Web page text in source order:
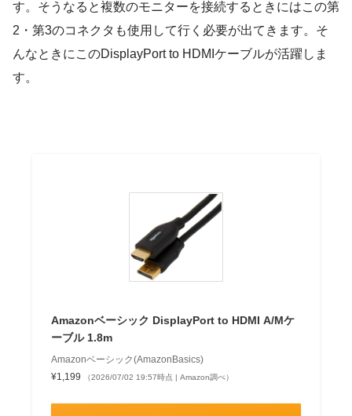
す。そうなると複数のモニターを接続するときにはこの第
2・第3のコネクタも使用して行く必要が出てきます。そ
んなときにこのDisplayPort to HDMIケーブルが活躍しま
す。
Amazonベーシック DisplayPort to HDMI A/Mケ
ーブル 1.8m
Amazonベーシック(AmazonBasics)
¥1,199
（2026/07/02 19:57時点 | Amazon調べ）